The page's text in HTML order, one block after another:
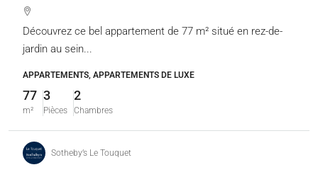
Découvrez ce bel appartement de 77 m² situé en rez-de-
jardin au sein...
APPARTEMENTS, APPARTEMENTS DE LUXE
77
m²
3
Pièces
2
Chambres
Sotheby’s Le Touquet